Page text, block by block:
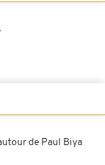
de Paul Biya